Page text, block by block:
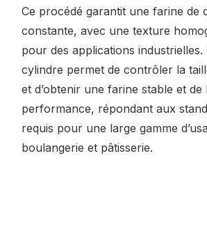
Ce procédé garantit une farine de
constante, avec une texture
pour des applications
cylindre permet de contrôler la
et d’obtenir une farine stable et de
performance, répondant aux
requis pour une large gamme
boulangerie et pâtisserie.